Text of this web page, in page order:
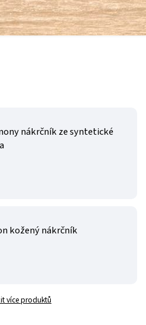
nákrčník ze syntetické
kožený nákrčník
více produktů